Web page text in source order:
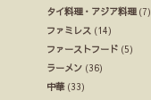
タイ料理・アジア料理(7)
ファミレス (14)
ファーストフード (5)
ラーメン (36)
中華(33)